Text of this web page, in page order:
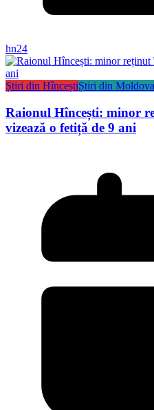
hn24
Știri din HînceștiȘtiri din Moldova
Raionul Hîncești: minor
vizează o fetiță de 9 ani